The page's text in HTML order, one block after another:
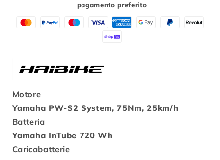
Taglia
27.5
Taglia
pagamento preferito
Motore
Yamaha PW-S2 System, 75Nm, 25km/h
Batteria
Yamaha InTube 720 Wh
Caricabatterie